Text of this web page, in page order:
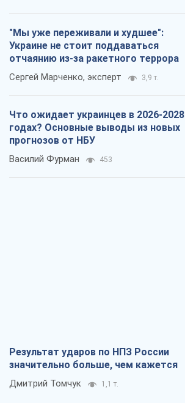
"Мы уже переживали и худшее":
Украине не стоит поддаваться
отчаянию из-за ракетного террора
Сергей Марченко, эксперт 3,9 т.
Что ожидает украинцев в 2026-2028
годах? Основные выводы из новых
прогнозов от НБУ
Василий Фурман 453
Результат ударов по НПЗ России
значительно больше, чем кажется
Дмитрий Томчук 1,1 т.